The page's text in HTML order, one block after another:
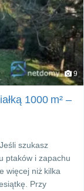
9
1000 m² –
szukasz
ptaków i zapachu
więcej niż kilka
Przy